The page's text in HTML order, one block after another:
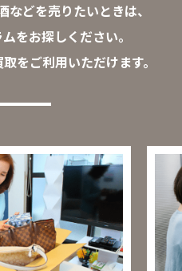
どを売りたいときは、
をお探しください。
をご利用いただけます。